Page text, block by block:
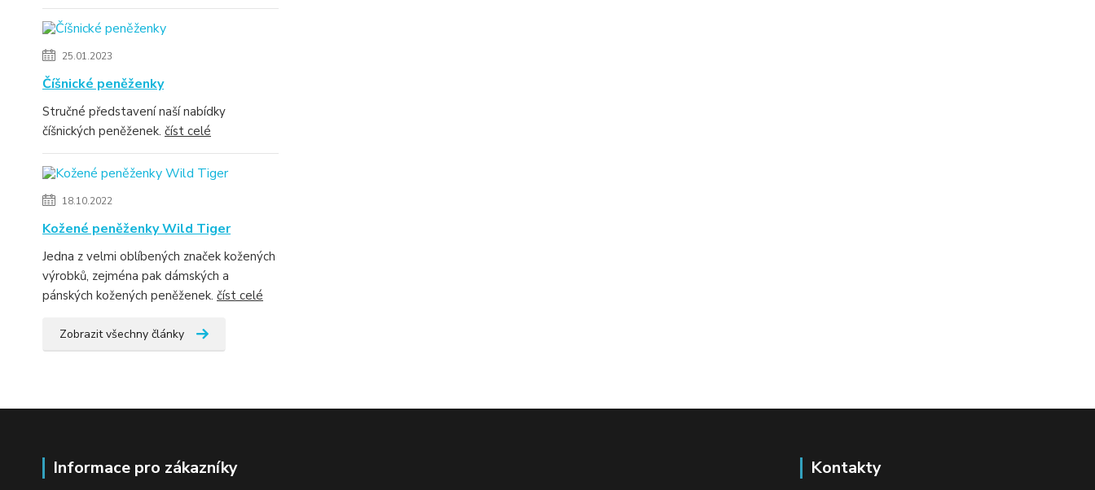
25.01.2023
Číšnické peněženky
Stručné představení naší nabídky
číšnických peněženek. číst celé
18.10.2022
Kožené peněženky Wild Tiger
Jedna z velmi oblíbených značek kožených
výrobků, zejména pak dámských a
pánských kožených peněženek. číst celé
Zobrazit všechny články
Informace pro zákazníky Kontakty